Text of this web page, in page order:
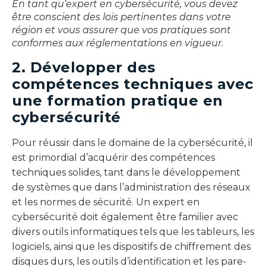
En tant qu’expert en cybersécurité, vous devez
être conscient des lois pertinentes dans votre
région et vous assurer que vos pratiques sont
conformes aux réglementations en vigueur.
2. Développer des
compétences techniques avec
une formation pratique en
cybersécurité
Pour réussir dans le domaine de la cybersécurité, il
est primordial d’acquérir des compétences
techniques solides, tant dans le développement
de systèmes que dans l’administration des réseaux
et les normes de sécurité. Un expert en
cybersécurité doit également être familier avec
divers outils informatiques tels que les tableurs, les
logiciels, ainsi que les dispositifs de chiffrement des
disques durs, les outils d’identification et les pare-